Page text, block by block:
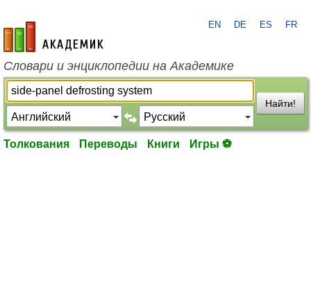
academic.ru
EN DE ES FR
Словари и энциклопедии на Академике
Найти!
Толкования Переводы Книги Игры ⚽